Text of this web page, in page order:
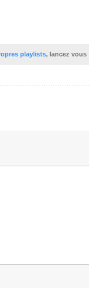
playlists, lancez vous